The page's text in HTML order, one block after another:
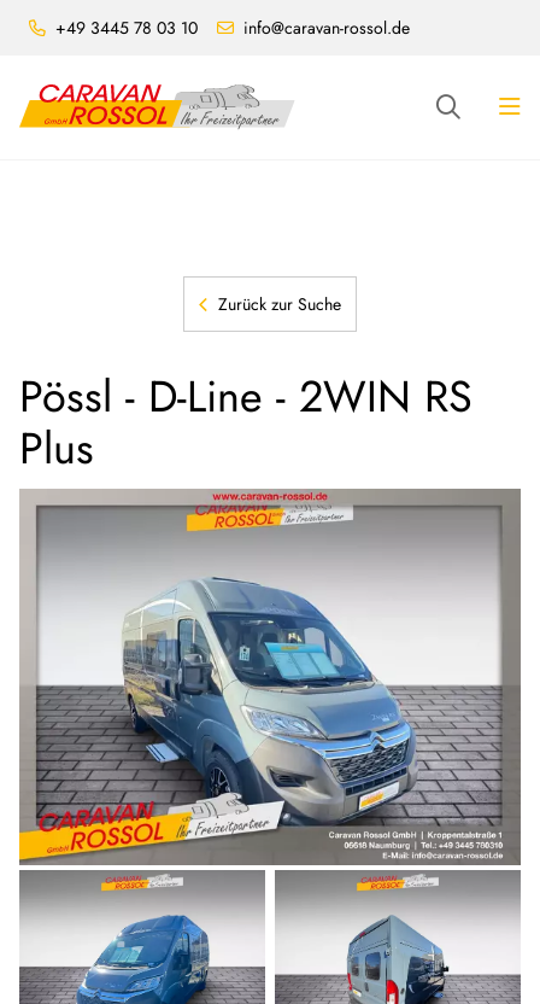
+49 3445 78 03 10 info@caravan-rossol.de
Zurück zur Suche
Pössl - D-Line - 2WIN RS
Plus